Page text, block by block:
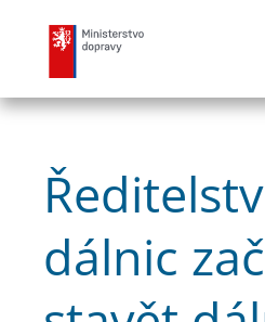
dálnic